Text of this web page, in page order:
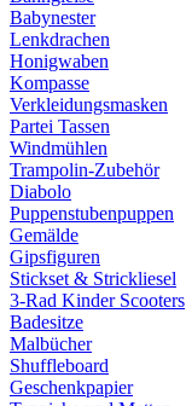
Babynester
Lenkdrachen
Honigwaben
Kompasse
Verkleidungsmasken
Partei Tassen
Windmühlen
Trampolin-Zubehör
Diabolo
Puppenstubenpuppen
Gemälde
Gipsfiguren
Stickset & Strickliesel
3-Rad Kinder Scooters
Badesitze
Malbücher
Shuffleboard
Geschenkpapier